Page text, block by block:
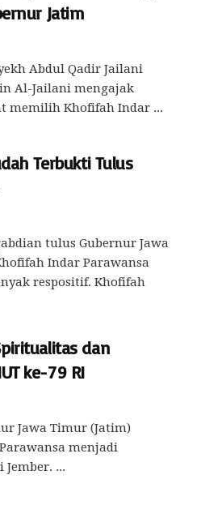
Jatim
Abdul Qadir Jailani
Al-Jailani mengajak
memilih Khofifah Indar ...
Terbukti Tulus
tulus Gubernur Jawa
Indar Parawansa
respositif. Khofifah
dan
ke-79 RI
Jawa Timur (Jatim)
menjadi
Jember. ...